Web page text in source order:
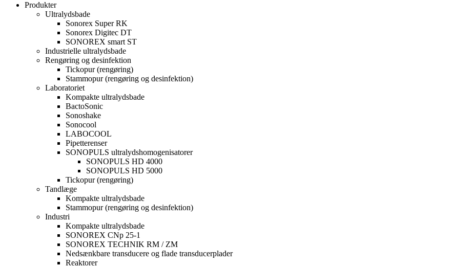
Produkter
Ultralydsbade
Sonorex Super RK
Sonorex Digitec DT
SONOREX smart ST
Industrielle ultralydsbade
Rengøring og desinfektion
Tickopur (rengøring)
Stammopur (rengøring og desinfektion)
Laboratoriet
Kompakte ultralydsbade
BactoSonic
Sonoshake
Sonocool
LABOCOOL
Pipetterenser
SONOPULS ultralydshomogenisatorer
SONOPULS HD 4000
SONOPULS HD 5000
Tickopur (rengøring)
Tandlæge
Kompakte ultralydsbade
Stammopur (rengøring og desinfektion)
Industri
Kompakte ultralydsbade
SONOREX CNp 25-1
SONOREX TECHNIK RM / ZM
Nedsænkbare transducere og flade transducerplader
Reaktorer